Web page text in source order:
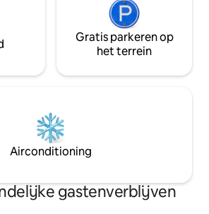
Gratis parkeren op
het terrein
Airconditioning
gastenverblijven